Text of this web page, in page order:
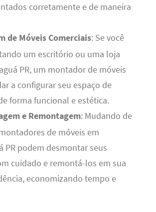
corretamente e de maneira
de Móveis Comerciais: Se você
um escritório ou uma loja
PR, um montador de móveis
a configurar seu espaço de
forma funcional e estética.
e Remontagem: Mudando de
de móveis em
PR podem desmontar seus
cuidado e remontá-los em sua
economizando tempo e